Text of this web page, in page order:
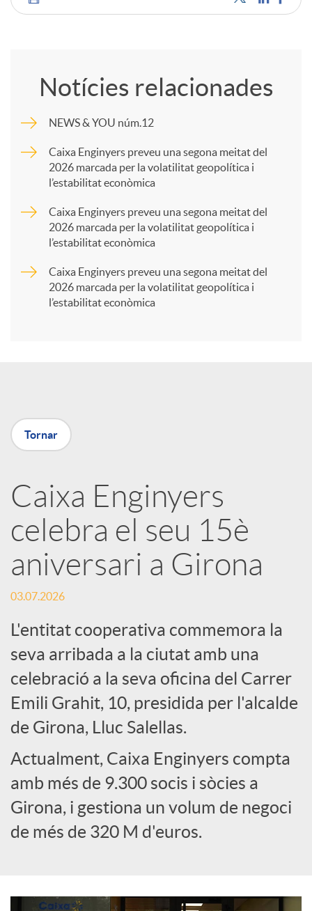
C
m
p
a
a
r
x
e
s
S
o
c
Notícies relacionades
NEWS & YOU núm.12
Caixa Enginyers preveu una segona meitat del
2026 marcada per la volatilitat geopolítica i
l’estabilitat econòmica
Caixa Enginyers preveu una segona meitat del
2026 marcada per la volatilitat geopolítica i
l’estabilitat econòmica
Caixa Enginyers preveu una segona meitat del
2026 marcada per la volatilitat geopolítica i
l’estabilitat econòmica
Tornar
Caixa Enginyers
celebra el seu 15è
aniversari a Girona
03.07.2026
L'entitat cooperativa commemora la
seva arribada a la ciutat amb una
celebració a la seva oficina del Carrer
Emili Grahit, 10, presidida per l'alcalde
de Girona, Lluc Salellas.
Actualment, Caixa Enginyers compta
amb més de 9.300 socis i sòcies a
Girona, i gestiona un volum de negoci
de més de 320 M d'euros.